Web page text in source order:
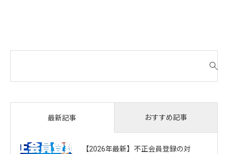
対
最新記事 おすすめ記事
【2026年最新】不正会員登録の対